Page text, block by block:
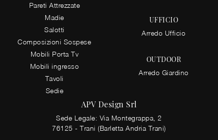
Pareti Attrezzate
Madie
Salotti
Composizioni Sospese
Mobili Porta Tv
Mobili ingresso
Tavoli
Sedie
UFFICIO
Arredo Ufficio
OUTDOOR
Arredo Giardino
APV Design Srl
Sede Legale: Via Montegrappa, 2
76125 - Trani (Barletta Andria Trani)